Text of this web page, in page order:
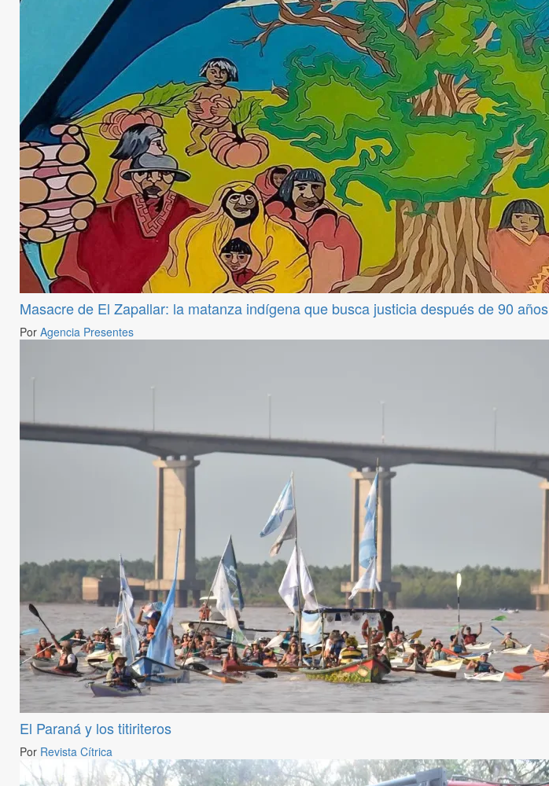
Masacre de El Zapallar: la matanza indígena que busca justicia después de 90 años
Por Agencia Presentes
El Paraná y los titiriteros
Por Revista Cítrica